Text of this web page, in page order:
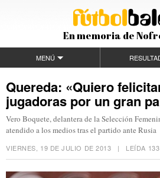
En memoria de
MENÚ
Quereda: «Quiero
jugadoras por un gran
Vero Boquete, delantera de la Selección
atendido a los medios tras el partido ante Rusia
VIERNES, 19 DE JULIO DE 2013 | LEÍDA